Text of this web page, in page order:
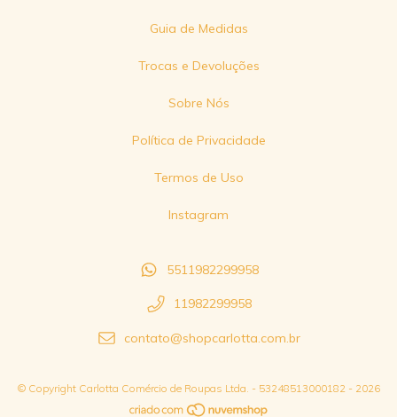
Guia de Medidas
Trocas e Devoluções
Sobre Nós
Política de Privacidade
Termos de Uso
Instagram
5511982299958
11982299958
contato@shopcarlotta.com.br
© Copyright Carlotta Comércio de Roupas Ltda. - 53248513000182 - 2026